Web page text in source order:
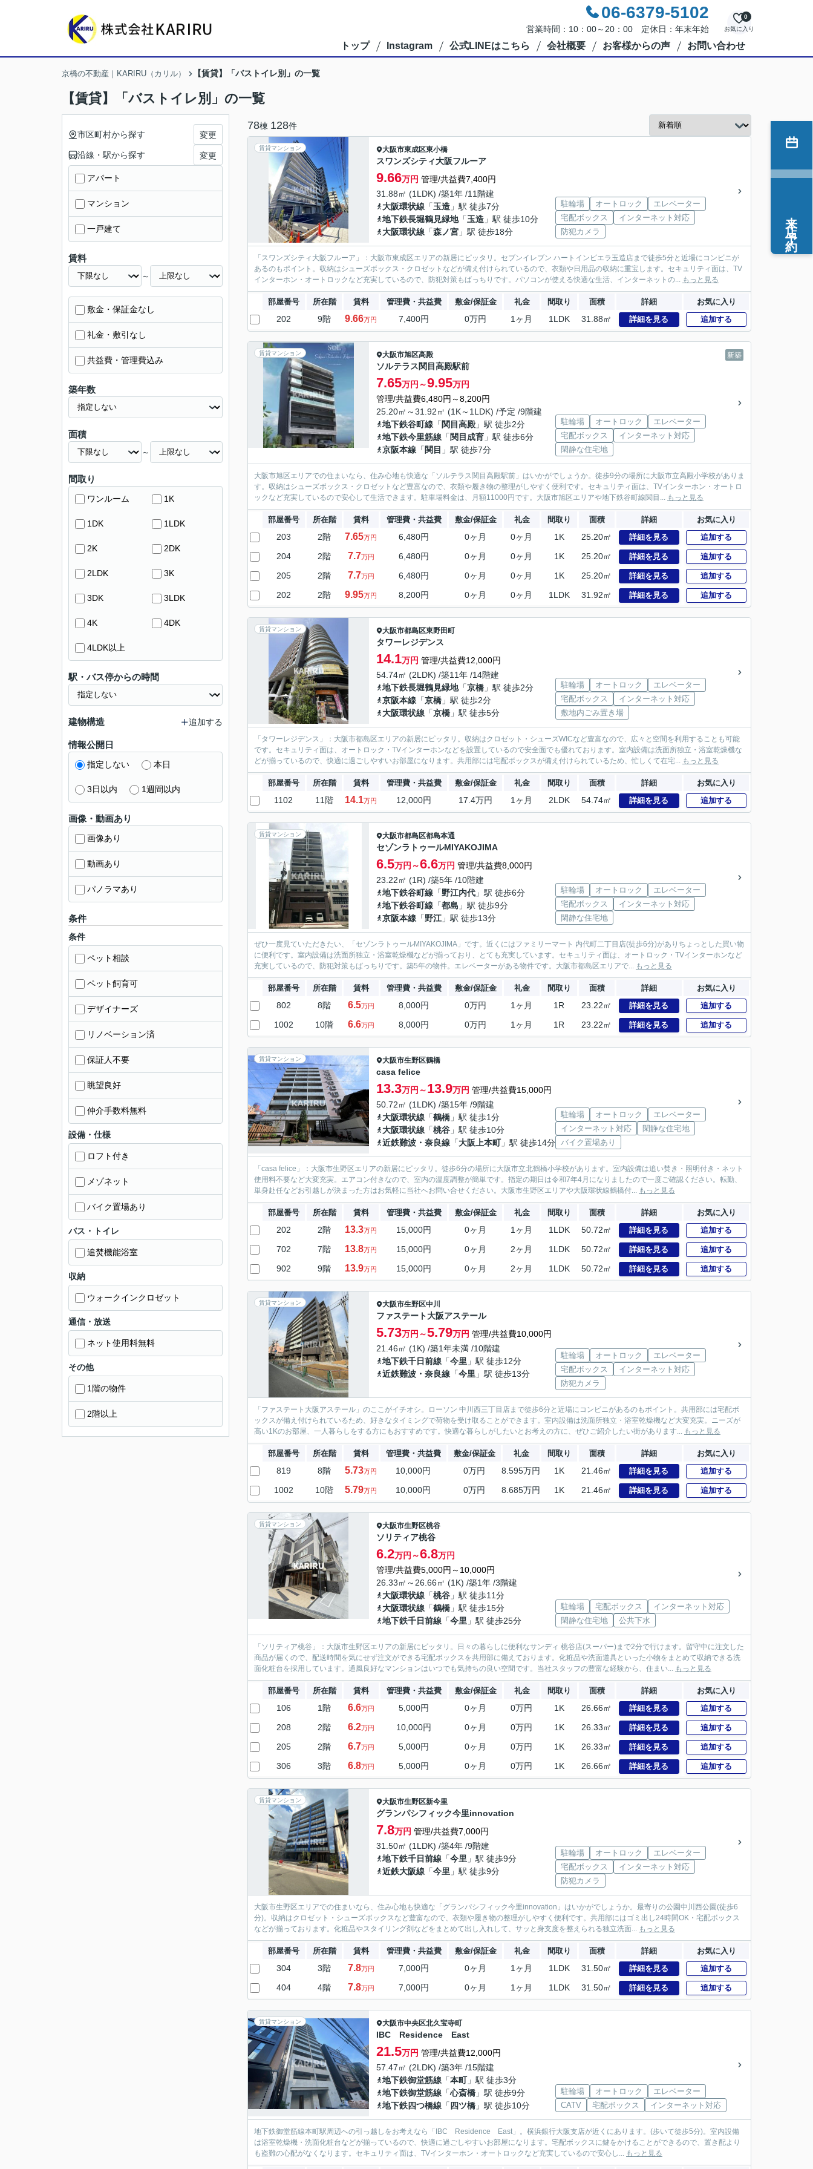
06-6379-5102
営業時間：10：00～20：00 定休日：年末年始 お気に入り
0
トップ Instagram 公式LINEはこちら 会社概要 お客様からの声 お問い合わせ
京橋の不動産｜KARIRU（カリル） 【賃貸】「バストイレ別」の一覧
【賃貸】「バストイレ別」の一覧
78棟 128件
賃貸マンション 大阪市東成区東小橋
スワンズシティ大阪フルーア
9.66万円 管理/共益費7,400円
31.88㎡ (1LDK) /築1年 /11階建
大阪環状線 「玉造 」駅 徒歩7分
地下鉄長堀鶴見緑地「玉造 」駅 徒歩10分
大阪環状線 「森ノ宮 」駅 徒歩18分
駐輪場 オートロック
エレベーター
宅配ボックス
インターネット対応
防犯カメラ
「スワンズシティ大阪フルーア」：大阪市東成区エリアの新居にピッタリ。セブンイレブン ハートインビエラ玉造店まで徒歩5分と近場にコンビニが
あるのもポイント。収納はシューズボックス・クロゼットなどが備え付けられているので、衣類や日用品の収納に重宝します。セキュリティ面は、TV
インターホン・オートロックなど充実しているので、防犯対策もばっちりです。パソコンが使える快適な生活、インターネットの... もっと見る
部屋番号 所在階 賃料 管理費・共益費 敷金/保証金 礼金 間取り 面積 詳細 お気に入り
202 9階 9.66万円 7,400円 0万円 1ヶ月 1LDK 31.88㎡ 詳細を見る 追加する
賃貸マンション 新築
大阪市旭区高殿
ソルテラス関目高殿駅前
7.65万円～9.95万円
管理/共益費6,480円～8,200円
25.20㎡～31.92㎡ (1K～1LDK) /予定 /9階建
地下鉄谷町線 「 関目高殿 」駅 徒歩2分
地下鉄今里筋線 「 関目成育 」駅 徒歩6分
京阪本線 「 関目 」駅 徒歩7分
駐輪場 オートロック
エレベーター
宅配ボックス
インターネット対応
閑静な住宅地
大阪市旭区エリアでの住まいなら、住み心地も快適な「ソルテラス関目高殿駅前」はいかがでしょうか。徒歩9分の場所に大阪市立高殿小学校がありま
す。収納はシューズボックス・クロゼットなど豊富なので、衣類や履き物の整理がしやすく便利です。セキュリティ面は、TVインターホン・オートロ
ックなど充実しているので安心して生活できます。駐車場料金は、月額11000円です。大阪市旭区エリアや地下鉄谷町線関目... もっと見る
部屋番号 所在階 賃料 管理費・共益費 敷金/保証金 礼金 間取り 面積 詳細 お気に入り
203 2階 7.65万円 6,480円 0ヶ月 0ヶ月 1K 25.20㎡ 詳細を見る 追加する
204 2階 7.7万円 6,480円 0ヶ月 0ヶ月 1K 25.20㎡ 詳細を見る 追加する
205 2階 7.7万円 6,480円 0ヶ月 0ヶ月 1K 25.20㎡ 詳細を見る 追加する
202 2階 9.95万円 8,200円 0ヶ月 0ヶ月 1LDK 31.92㎡ 詳細を見る 追加する
賃貸マンション 大阪市都島区東野田町
タワーレジデンス
14.1万円 管理/共益費12,000円
54.74㎡ (2LDK) /築11年 /14階建
地下鉄長堀鶴見緑地「京橋 」駅 徒歩2分
京阪本線 「京橋 」駅 徒歩2分
大阪環状線 「京橋 」駅 徒歩5分
駐輪場 オートロック
エレベーター
宅配ボックス
インターネット対応
敷地内ごみ置き場
「タワーレジデンス」：大阪市都島区エリアの新居にピッタリ。収納はクロゼット・シューズWICなど豊富なので、広々と空間を利用することも可能
です。セキュリティ面は、オートロック・TVインターホンなどを設置しているので安全面でも優れております。室内設備は洗面所独立・浴室乾燥機な
どが揃っているので、快適に過ごしやすいお部屋になります。共用部には宅配ボックスが備え付けられているため、忙しくて在宅... もっと見る
部屋番号 所在階 賃料 管理費・共益費 敷金/保証金 礼金 間取り 面積 詳細 お気に入り
1102 11階 14.1万円 12,000円 17.4万円 1ヶ月 2LDK 54.74㎡ 詳細を見る 追加する
賃貸マンション 大阪市都島区都島本通
セゾンラトゥールMIYAKOJIMA
6.5万円～6.6万円 管理/共益費8,000円
23.22㎡ (1R) /築5年 /10階建
地下鉄谷町線 「野江内代 」駅 徒歩6分
地下鉄谷町線 「都島 」駅 徒歩9分
京阪本線 「野江 」駅 徒歩13分
駐輪場 オートロック
エレベーター
宅配ボックス
インターネット対応
閑静な住宅地
ぜひ一度見ていただきたい、「セゾンラトゥールMIYAKOJIMA」です。近くにはファミリーマート 内代町二丁目店(徒歩6分)がありちょっとした買い物
に便利です。室内設備は洗面所独立・浴室乾燥機などが揃っており、とても充実しています。セキュリティ面は、オートロック・TVインターホンなど
充実しているので、防犯対策もばっちりです。築5年の物件。エレベーターがある物件です。大阪市都島区エリアで... もっと見る
部屋番号 所在階 賃料 管理費・共益費 敷金/保証金 礼金 間取り 面積 詳細 お気に入り
802 8階 6.5万円 8,000円 0万円 1ヶ月 1R 23.22㎡ 詳細を見る 追加する
1002 10階 6.6万円 8,000円 0万円 1ヶ月 1R 23.22㎡ 詳細を見る 追加する
賃貸マンション 大阪市生野区鶴橋
casa felice
13.3万円～13.9万円 管理/共益費15,000円
50.72㎡ (1LDK) /築15年 /9階建
大阪環状線 「鶴橋 」駅 徒歩1分
大阪環状線 「桃谷 」駅 徒歩10分
近鉄難波・奈良線 「大阪上本町」駅 徒歩14分
駐輪場 オートロック
エレベーター
インターネット対応
閑静な住宅地
バイク置場あり
「casa felice」：大阪市生野区エリアの新居にピッタリ。徒歩6分の場所に大阪市立北鶴橋小学校があります。室内設備は追い焚き・照明付き・ネット
使用料不要など大変充実。エアコン付きなので、室内の温度調整が簡単です。指定の期日は令和7年4月になりましたので一度ご確認ください。転勤、
単身赴任などお引越しが決まった方はお気軽に当社へお問い合せください。大阪市生野区エリアや大阪環状線鶴橋付... もっと見る
部屋番号 所在階 賃料 管理費・共益費 敷金/保証金 礼金 間取り 面積 詳細 お気に入り
202 2階 13.3万円 15,000円 0ヶ月 1ヶ月 1LDK 50.72㎡ 詳細を見る 追加する
702 7階 13.8万円 15,000円 0ヶ月 2ヶ月 1LDK 50.72㎡ 詳細を見る 追加する
902 9階 13.9万円 15,000円 0ヶ月 2ヶ月 1LDK 50.72㎡ 詳細を見る 追加する
賃貸マンション 大阪市生野区中川
ファステート大阪アステール
5.73万円～5.79万円 管理/共益費10,000円
21.46㎡ (1K) /築1年未満 /10階建
地下鉄千日前線 「今里 」駅 徒歩12分
近鉄難波・奈良線 「今里 」駅 徒歩13分
駐輪場 オートロック
エレベーター
宅配ボックス
インターネット対応
防犯カメラ
「ファステート大阪アステール」のここがイチオシ。ローソン 中川西三丁目店まで徒歩6分と近場にコンビニがあるのもポイント。共用部には宅配ボ
ックスが備え付けられているため、好きなタイミングで荷物を受け取ることができます。室内設備は洗面所独立・浴室乾燥機など大変充実。ニーズが
高い1Kのお部屋、一人暮らしをする方にもおすすめです。快適な暮らしがしたいとお考えの方に、ぜひご紹介したい街があります... もっと見る
部屋番号 所在階 賃料 管理費・共益費 敷金/保証金 礼金 間取り 面積 詳細 お気に入り
819 8階 5.73万円 10,000円 0万円 8.595万円 1K 21.46㎡ 詳細を見る 追加する
1002 10階 5.79万円 10,000円 0万円 8.685万円 1K 21.46㎡ 詳細を見る 追加する
賃貸マンション 大阪市生野区桃谷
ソリティア桃谷
6.2万円～6.8万円
管理/共益費5,000円～10,000円
26.33㎡～26.66㎡ (1K) /築1年 /3階建
大阪環状線 「桃谷 」駅 徒歩11分
大阪環状線 「鶴橋 」駅 徒歩15分
地下鉄千日前線 「今里 」駅 徒歩25分
駐輪場 宅配ボックス
インターネット対応
閑静な住宅地
公共下水
「ソリティア桃谷」：大阪市生野区エリアの新居にピッタリ。日々の暮らしに便利なサンディ 桃谷店(スーパー)まで2分で行けます。留守中に注文した
商品が届くので、配送時間を気にせず注文ができる宅配ボックスを共用部に備えております。化粧品や洗面道具といった小物をまとめて収納できる洗
面化粧台を採用しています。通風良好なマンションはいつでも気持ちの良い空間です。当社スタッフの豊富な経験から、住まい... もっと見る
部屋番号 所在階 賃料 管理費・共益費 敷金/保証金 礼金 間取り 面積 詳細 お気に入り
106 1階 6.6万円 5,000円 0ヶ月 0万円 1K 26.66㎡ 詳細を見る 追加する
208 2階 6.2万円 10,000円 0ヶ月 0万円 1K 26.33㎡ 詳細を見る 追加する
205 2階 6.7万円 5,000円 0ヶ月 0万円 1K 26.33㎡ 詳細を見る 追加する
306 3階 6.8万円 5,000円 0ヶ月 0万円 1K 26.66㎡ 詳細を見る 追加する
賃貸マンション 大阪市生野区新今里
グランパシフィック今里innovation
7.8万円 管理/共益費7,000円
31.50㎡ (1LDK) /築4年 /9階建
地下鉄千日前線 「今里 」駅 徒歩9分
近鉄大阪線 「今里 」駅 徒歩9分
駐輪場 オートロック
エレベーター
宅配ボックス
インターネット対応
防犯カメラ
大阪市生野区エリアでの住まいなら、住み心地も快適な「グランパシフィック今里innovation」はいかがでしょうか。最寄りの公園中川西公園(徒歩6
分)。収納はクロゼット・シューズボックスなど豊富なので、衣類や履き物の整理がしやすく便利です。共用部にはゴミ出し24時間OK・宅配ボックス
などが揃っております。化粧品やスタイリング剤などをまとめて出し入れして、サッと身支度を整えられる独立洗面... もっと見る
部屋番号 所在階 賃料 管理費・共益費 敷金/保証金 礼金 間取り 面積 詳細 お気に入り
304 3階 7.8万円 7,000円 0ヶ月 1ヶ月 1LDK 31.50㎡ 詳細を見る 追加する
404 4階 7.8万円 7,000円 0ヶ月 1ヶ月 1LDK 31.50㎡ 詳細を見る 追加する
賃貸マンション 大阪市中央区北久宝寺町
IBC Residence East
21.5万円 管理/共益費12,000円
57.47㎡ (2LDK) /築3年 /15階建
地下鉄御堂筋線 「本町」駅 徒歩3分
地下鉄御堂筋線 「心斎橋 」駅 徒歩9分
地下鉄四つ橋線 「 四ツ橋 」駅 徒歩10分
駐輪場 オートロック
エレベーター
CATV
宅配ボックス インターネット対応
地下鉄御堂筋線本町駅周辺への引っ越しをお考えなら「IBC Residence East」。横浜銀行大阪支店が近くにあります。(歩いて徒歩5分)。室内設備
は浴室乾燥機・洗面化粧台などが揃っているので、快適に過ごしやすいお部屋になります。宅配ボックスに鍵をかけることができるので、置き配より
も盗難の心配がなくなります。セキュリティ面は、TVインターホン・オートロックなど充実しているので安心し... もっと見る
市区町村から探す 変更
沿線・駅から探す 変更
アパート
マンション
一戸建て
賃料
～
敷金・保証金なし
礼金・敷引なし
共益費・管理費込み
築年数
面積
～
間取り
ワンルーム 1K
1DK 1LDK
2K 2DK
2LDK 3K
3DK 3LDK
4K 4DK
4LDK以上
駅・バス停からの時間
建物構造 追加する
情報公開日
指定しない 本日
3日以内 1週間以内
画像・動画あり
画像あり
動画あり
パノラマあり
条件
条件
ペット相談
ペット飼育可
デザイナーズ
リノベーション済
保証人不要
眺望良好
仲介手数料無料
設備・仕様
ロフト付き
メゾネット
バイク置場あり
バス・トイレ
追焚機能浴室
収納
ウォークインクロゼット
通信・放送
ネット使用料無料
その他
1階の物件
2階以上
来店予約